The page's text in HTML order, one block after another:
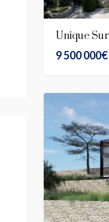
9 500 000€